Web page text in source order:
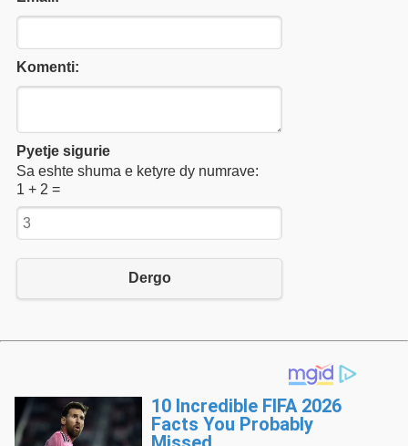
Komenti:
Pyetje sigurie
Sa eshte shuma e ketyre dy numrave:
1 + 2 =
Dergo